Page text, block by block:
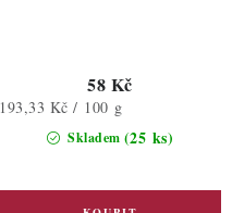
Skladem (25 ks)
58 Kč
Měrná
193,33 Kč / 100 g